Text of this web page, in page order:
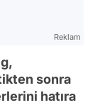
Reklam
sonra
hatıra